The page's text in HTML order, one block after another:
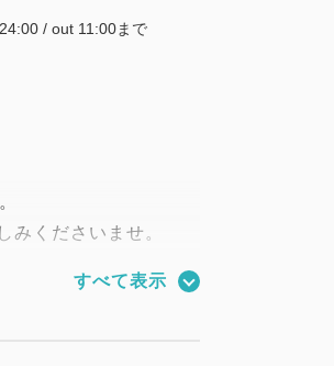
/ out 11:00まで
みくださいませ。
すべて表示